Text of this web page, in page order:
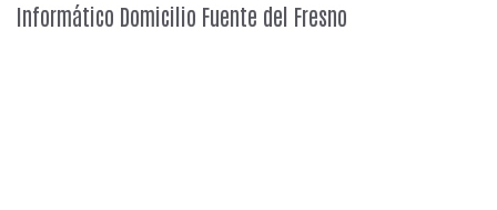
Informático Domicilio Fuente del Fresno